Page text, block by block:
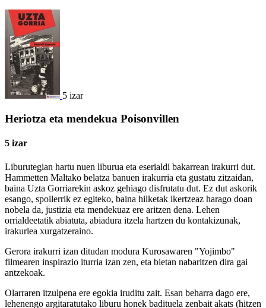
5 izar
Heriotza eta mendekua Poisonvillen
5 izar
Liburutegian hartu nuen liburua eta eserialdi bakarrean irakurri dut.
Hammetten Maltako belatza banuen irakurria eta gustatu zitzaidan,
baina Uzta Gorriarekin askoz gehiago disfrutatu dut. Ez dut askorik
esango, spoilerrik ez egiteko, baina hilketak ikertzeaz harago doan
nobela da, justizia eta mendekuaz ere aritzen dena. Lehen
orrialdeetatik abiatuta, abiadura itzela hartzen du kontakizunak,
irakurlea xurgatzeraino.
Gerora irakurri izan ditudan modura Kurosawaren "Yojimbo"
filmearen inspirazio iturria izan zen, eta bietan nabaritzen dira gai
antzekoak.
Olarraren itzulpena ere egokia iruditu zait. Esan beharra dago ere,
lehenengo argitaratutako liburu honek badituela zenbait akats (hitzen